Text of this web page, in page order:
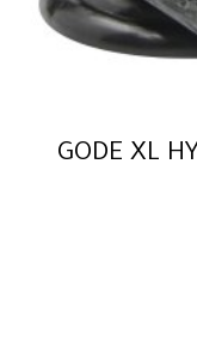
GODE XL